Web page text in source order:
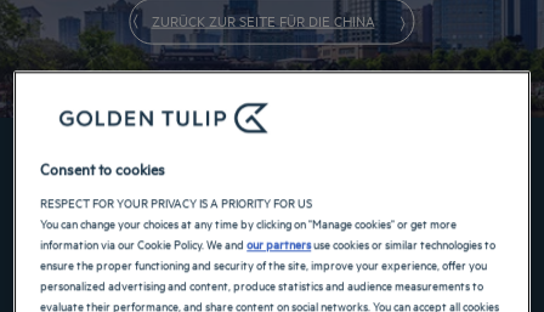
ZURÜCK ZUR SEITE FÜR DIE CHINA
HOTELS
Consent to cookies
RESPECT FOR YOUR PRIVACY IS A PRIORITY FOR US
You can change your choices at any time by clicking on "Manage cookies" or get more
information via our Cookie Policy. We andour partnersuse cookies or similar technologies to
ensure the proper functioning and security of the site, improve your experience, offer you
personalized advertising and content, produce statistics and audience measurements to
evaluate their performance, and share content on social networks. You can accept all cookies